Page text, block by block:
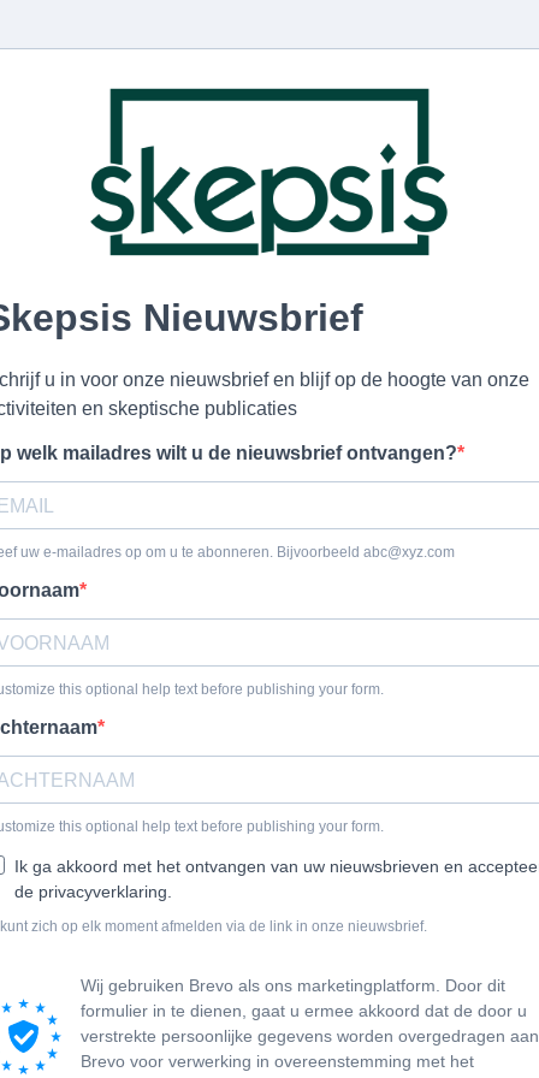
Nieuwsbrief
u in voor onze nieuwsbrief en blijf op de hoogte van onze
en skeptische publicaties
welk mailadres wilt u de nieuwsbrief ontvangen?
uw e-mailadres op om u te abonneren. Bijvoorbeeld abc@xyz.com
this optional help text before publishing your form.
this optional help text before publishing your form.
Ik ga akkoord met het ontvangen van uw nieuwsbrieven en
de privacyverklaring.
zich op elk moment afmelden via de link in onze nieuwsbrief.
Wij gebruiken Brevo als ons marketingplatform. Door dit
formulier in te dienen, gaat u ermee akkoord dat de door u
verstrekte persoonlijke gegevens worden overgedragen aan
Brevo voor verwerking in overeenstemming met het